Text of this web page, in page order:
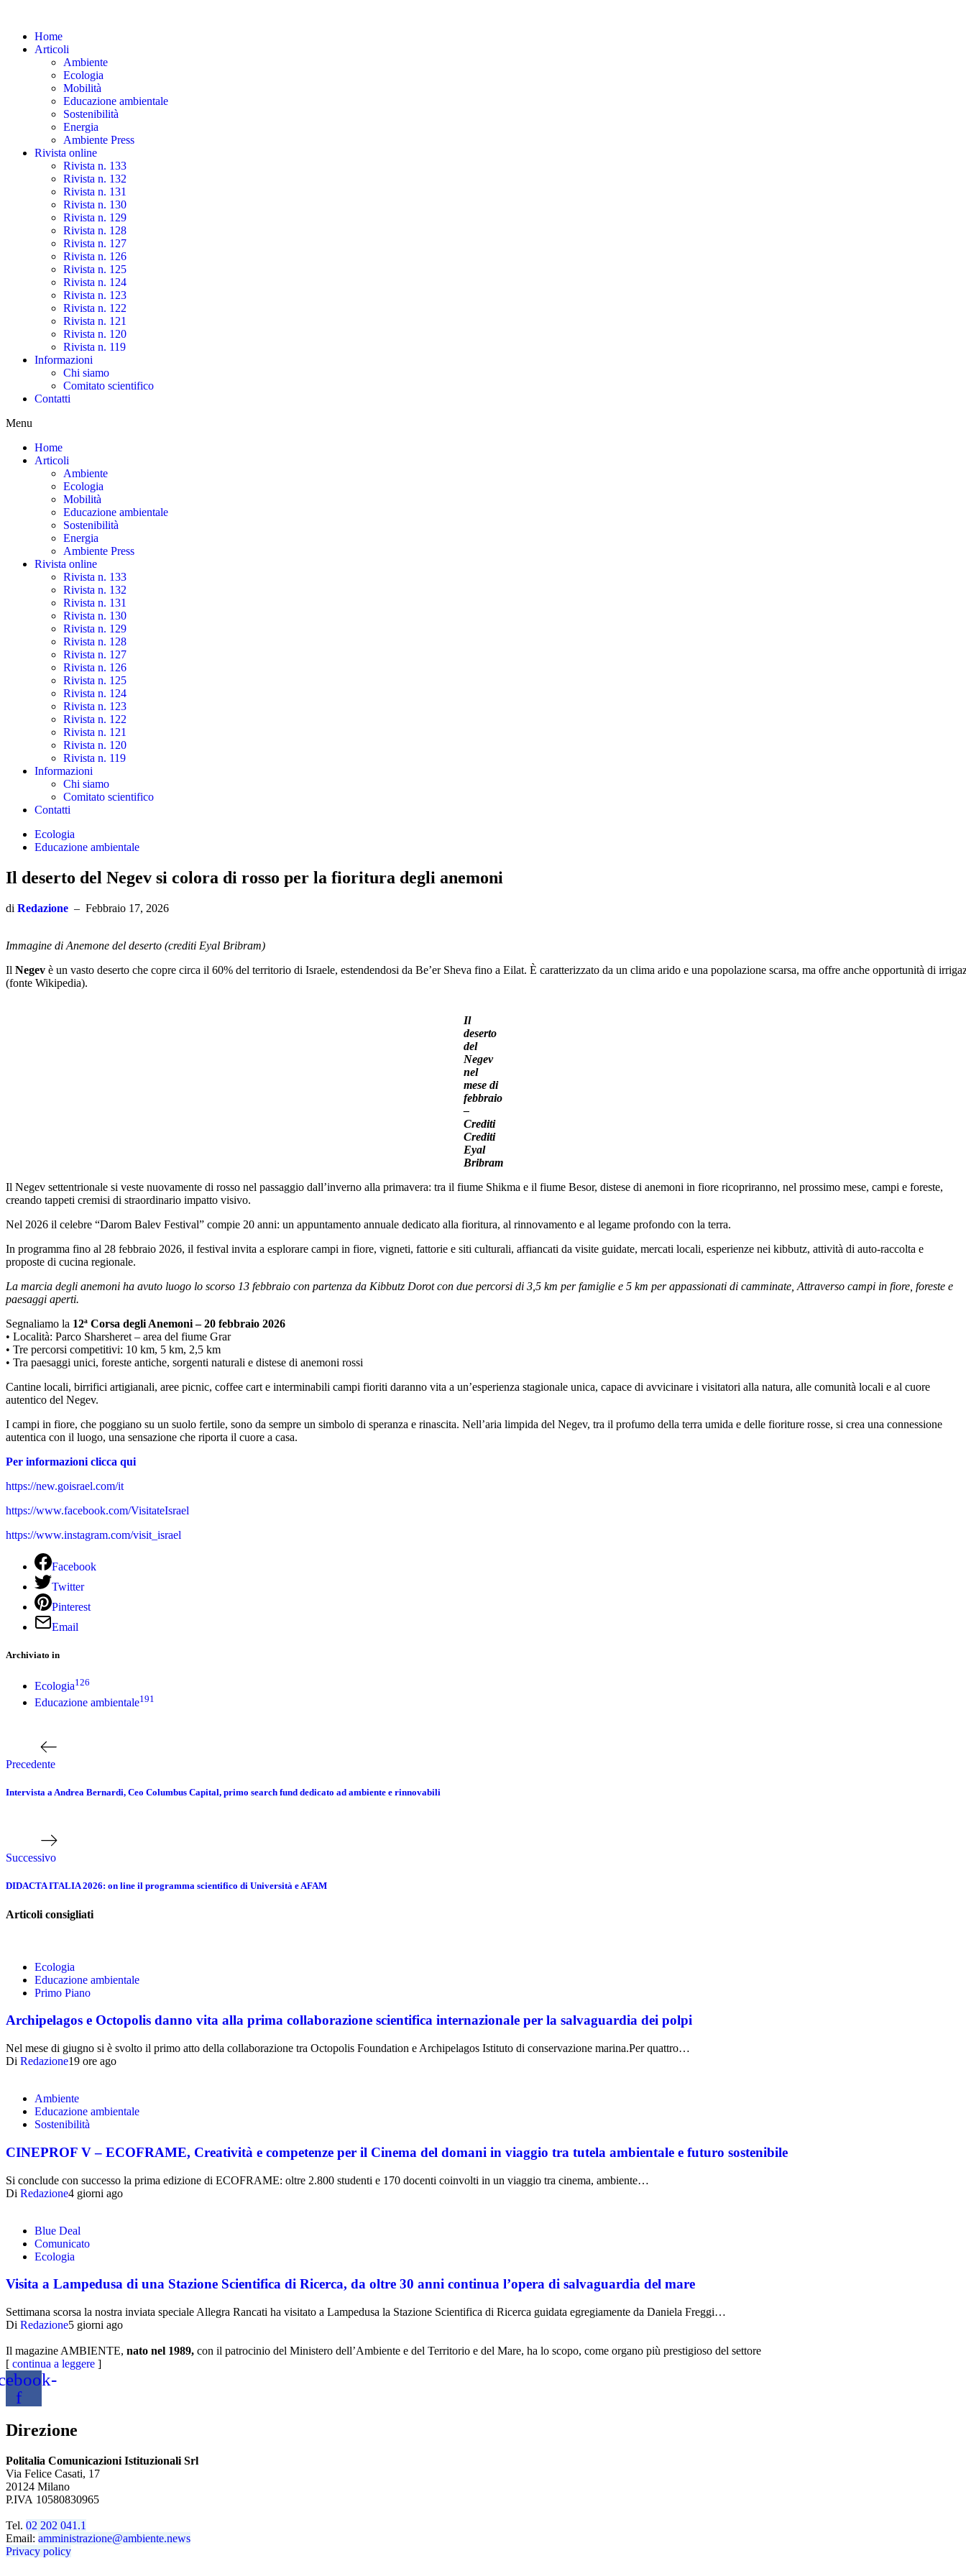
content
Home
Articoli
Ambiente
Ecologia
Mobilità
Educazione ambientale
Sostenibilità
Energia
Ambiente Press
Rivista online
Rivista n. 133
Rivista n. 132
Rivista n. 131
Rivista n. 130
Rivista n. 129
Rivista n. 128
Rivista n. 127
Rivista n. 126
Rivista n. 125
Rivista n. 124
Rivista n. 123
Rivista n. 122
Rivista n. 121
Rivista n. 120
Rivista n. 119
Informazioni
Chi siamo
Comitato scientifico
Contatti
Menu
Home
Articoli
Ambiente
Ecologia
Mobilità
Educazione ambientale
Sostenibilità
Energia
Ambiente Press
Rivista online
Rivista n. 133
Rivista n. 132
Rivista n. 131
Rivista n. 130
Rivista n. 129
Rivista n. 128
Rivista n. 127
Rivista n. 126
Rivista n. 125
Rivista n. 124
Rivista n. 123
Rivista n. 122
Rivista n. 121
Rivista n. 120
Rivista n. 119
Informazioni
Chi siamo
Comitato scientifico
Contatti
Ecologia
Educazione ambientale
Il deserto del Negev si colora di rosso per la fioritura degli anemoni
di Redazione – Febbraio 17, 2026
Immagine di Anemone del deserto (crediti Eyal Bribram)
Il Negev è un vasto deserto che copre circa il 60% del territorio di Israele, estendendosi da Be’er Sheva fino a Eilat. È caratterizzato da un clima arido e una popolazione scarsa, ma offre anche opportunità di
(fonte Wikipedia).
Il
deserto
del
Negev
nel
mese di
febbraio
–
Crediti
Crediti
Eyal
Bribram
Il Negev settentrionale si veste nuovamente di rosso nel passaggio dall’inverno alla primavera: tra il fiume Shikma e il fiume Besor, distese di anemoni in fiore ricopriranno, nel prossimo mese, campi e foreste,
creando tappeti cremisi di straordinario impatto visivo.
Nel 2026 il celebre “Darom Balev Festival” compie 20 anni: un appuntamento annuale dedicato alla fioritura, al rinnovamento e al legame profondo con la terra.
In programma fino al 28 febbraio 2026, il festival invita a esplorare campi in fiore, vigneti, fattorie e siti culturali, affiancati da visite guidate, mercati locali, esperienze nei kibbutz, attività di auto-raccolta e
proposte di cucina regionale.
La marcia degli anemoni ha avuto luogo lo scorso 13 febbraio con partenza da Kibbutz Dorot con due percorsi di 3,5 km per famiglie e 5 km per appassionati di camminate, Attraverso campi in fiore, foreste e
paesaggi aperti.
Segnaliamo la 12ª Corsa degli Anemoni – 20 febbraio 2026
• Località: Parco Sharsheret – area del fiume Grar
• Tre percorsi competitivi: 10 km, 5 km, 2,5 km
• Tra paesaggi unici, foreste antiche, sorgenti naturali e distese di anemoni rossi
Cantine locali, birrifici artigianali, aree picnic, coffee cart e interminabili campi fioriti daranno vita a un’esperienza stagionale unica, capace di avvicinare i visitatori alla natura, alle comunità locali e al cuore
autentico del Negev.
I campi in fiore, che poggiano su un suolo fertile, sono da sempre un simbolo di speranza e rinascita. Nell’aria limpida del Negev, tra il profumo della terra umida e delle fioriture rosse, si crea una connessione
autentica con il luogo, una sensazione che riporta il cuore a casa.
Per informazioni clicca qui
https://new.goisrael.com/it
https://www.facebook.com/VisitateIsrael
https://www.instagram.com/visit_israel
Facebook
Twitter
Pinterest
Email
Archiviato in
Ecologia126
Educazione ambientale191
articoli
Precedente
Intervista a Andrea Bernardi, Ceo Columbus Capital, primo search fund dedicato ad ambiente e rinnovabili
Successivo
DIDACTA ITALIA 2026: on line il programma scientifico di Università e AFAM
Articoli consigliati
Ecologia
Educazione ambientale
Primo Piano
Archipelagos e Octopolis danno vita alla prima collaborazione scientifica internazionale per la salvaguardia dei polpi
Nel mese di giugno si è svolto il primo atto della collaborazione tra Octopolis Foundation e Archipelagos Istituto di conservazione marina.Per quattro…
Di Redazione19 ore ago
Ambiente
Educazione ambientale
Sostenibilità
CINEPROF V – ECOFRAME, Creatività e competenze per il Cinema del domani in viaggio tra tutela ambientale e futuro sostenibile
Si conclude con successo la prima edizione di ECOFRAME: oltre 2.800 studenti e 170 docenti coinvolti in un viaggio tra cinema, ambiente…
Di Redazione4 giorni ago
Blue Deal
Comunicato
Ecologia
Visita a Lampedusa di una Stazione Scientifica di Ricerca, da oltre 30 anni continua l’opera di salvaguardia del mare
Settimana scorsa la nostra inviata speciale Allegra Rancati ha visitato a Lampedusa la Stazione Scientifica di Ricerca guidata egregiamente da Daniela Freggi…
Di Redazione5 giorni ago
Il magazine AMBIENTE, nato nel 1989, con il patrocinio del Ministero dell’Ambiente e del Territorio e del Mare, ha lo scopo, come organo più prestigioso del settore
[ continua a leggere ]
f
Direzione
Politalia Comunicazioni Istituzionali Srl
Via Felice Casati, 17
20124 Milano
P.IVA 10580830965
Tel. 02 202 041.1
Email: amministrazione@ambiente.news
Privacy policy